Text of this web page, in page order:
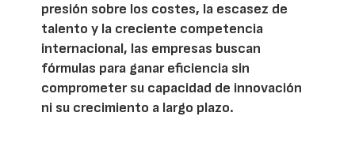
presión sobre los costes, la escasez de
talento y la creciente competencia
internacional, las empresas buscan
fórmulas para ganar eficiencia sin
comprometer su capacidad de innovación
ni su crecimiento a largo plazo.